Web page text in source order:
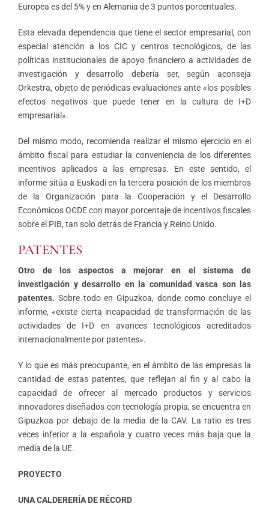
Europea es del 5% y en Alemania de 3 puntos porcentuales.
Esta elevada dependencia que tiene el sector empresarial, con
especial atención a los CIC y centros tecnológicos, de las
políticas institucionales de apoyo financiero a actividades de
investigación y desarrollo debería ser, según aconseja
Orkestra, objeto de periódicas evaluaciones ante «los posibles
efectos negativos que puede tener en la cultura de I+D
empresarial».
Del mismo modo, recomienda realizar el mismo ejercicio en el
ámbito fiscal para estudiar la conveniencia de los diferentes
incentivos aplicados a las empresas. En este sentido, el
informe sitúa a Euskadi en la tercera posición de los miembros
de la Organización para la Cooperación y el Desarrollo
Económicos OCDE con mayor porcentaje de incentivos fiscales
sobre el PIB, tan solo detrás de Francia y Reino Unido.
PATENTES
Otro de los aspectos a mejorar en el sistema de
investigación y desarrollo en la comunidad vasca son las
patentes. Sobre todo en Gipuzkoa, donde como concluye el
informe, «existe cierta incapacidad de transformación de las
actividades de I+D en avances tecnológicos acreditados
internacionalmente por patentes».
Y lo que es más preocupante, en el ámbito de las empresas la
cantidad de estas patentes, que reflejan al fin y al cabo la
capacidad de ofrecer al mercado productos y servicios
innovadores diseñados con tecnología propia, se encuentra en
Gipuzkoa por debajo de la media de la CAV. La ratio es tres
veces inferior a la española y cuatro veces más baja que la
media de la UE.
PROYECTO
UNA CALDERERÍA DE RÉCORD